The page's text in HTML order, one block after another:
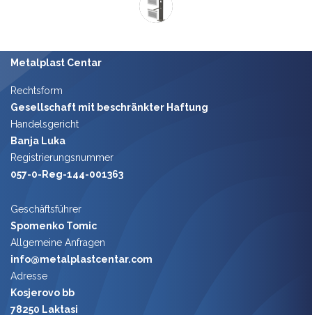
Metalplast Centar
Rechtsform
Gesellschaft mit beschränkter Haftung
Handelsgericht
Banja Luka
Registrierungsnummer
057-0-Reg-144-001363
Geschäft​sführer
Spomenko Tomic
Allgemeine Anfragen
info@metalplastcentar.com
Adresse
Kosjerovo bb
78250 Laktasi